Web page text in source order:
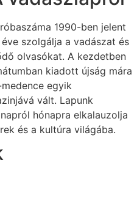
1990-ben jelent
szolgálja a vadászat és
olvasókat. A kezdetben
kiadott újság mára
egyik
vált. Lapunk
hónapra elkalauzolja
és a kultúra világába.